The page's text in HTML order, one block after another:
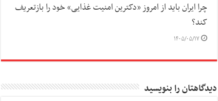
چرا ایران باید از امروز «دکترین امنیت غذایی» خود را بازتعریف
کند؟
۱۴۰۵/۰۵/۱۷
دیدگاهتان را بنویسید